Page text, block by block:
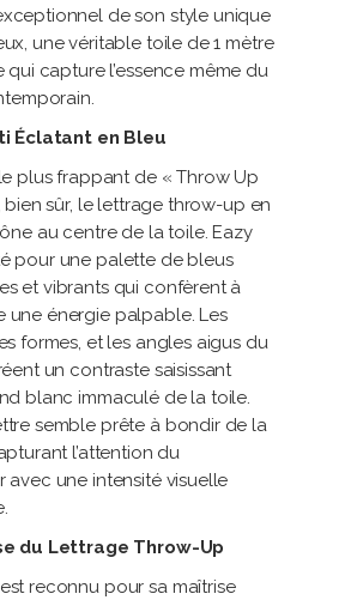
de son style unique
une véritable toile de 1 mètre
qui capture l’essence même du
Éclatant en Bleu
le plus frappant de « Throw Up
bien sûr, le lettrage throw-up en
au centre de la toile. Eazy
pour une palette de bleus
et vibrants qui confèrent à
énergie palpable. Les
formes, et les angles aigus du
un contraste saisissant
blanc immaculé de la toile.
semble prête à bondir de la
l’attention du
avec une intensité visuelle
du Lettrage Throw-Up
reconnu pour sa maîtrise